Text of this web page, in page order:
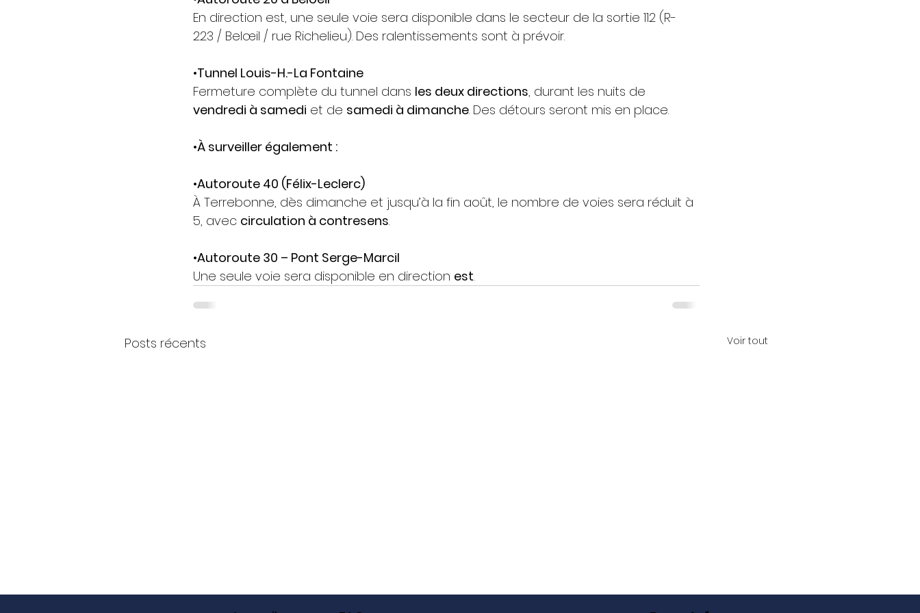
En direction est, une seule voie sera disponible dans le secteur de la sortie 112 (R-
223 / Belœil / rue Richelieu). Des ralentissements sont à prévoir.
•Tunnel Louis-H.-La Fontaine
Fermeture complète du tunnel dans les deux directions, durant les nuits de
vendredi à samedi et de samedi à dimanche. Des détours seront mis en place.
•À surveiller également :
•Autoroute 40 (Félix-Leclerc)
À Terrebonne, dès dimanche et jusqu’à la fin août, le nombre de voies sera réduit à
5, avec circulation à contresens.
•Autoroute 30 – Pont Serge-Marcil
Une seule voie sera disponible en direction est.
Posts récents Voir tout